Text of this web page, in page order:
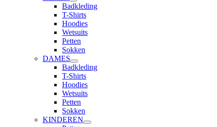
Badkleding
T-Shirts
Hoodies
Wetsuits
Petten
Sokken
DAMES
Badkleding
T-Shirts
Hoodies
Wetsuits
Petten
Sokken
KINDEREN